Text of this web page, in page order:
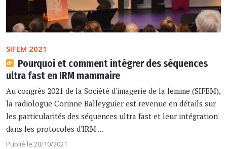
SIFEM 2021
Pourquoi et comment intégrer des séquences
ultra fast en IRM mammaire
Au congrès 2021 de la Société d'imagerie de la femme (SIFEM),
la radiologue Corinne Balleyguier est revenue en détails sur
les particularités des séquences ultra fast et leur intégration
dans les protocoles d'IRM ...
Publié le 20/10/2021